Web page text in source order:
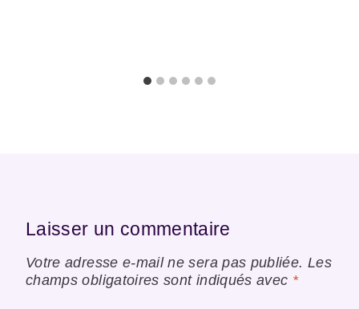
Laisser un commentaire
Votre adresse e-mail ne sera pas publiée. Les
champs obligatoires sont indiqués avec *